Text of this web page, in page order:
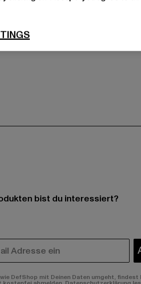
& RÜCKGABE
bist du interessiert?
DefShop mit Deinen Daten umgeht,